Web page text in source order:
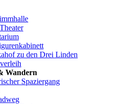
zu den Drei Linden
Wandern
Spaziergang